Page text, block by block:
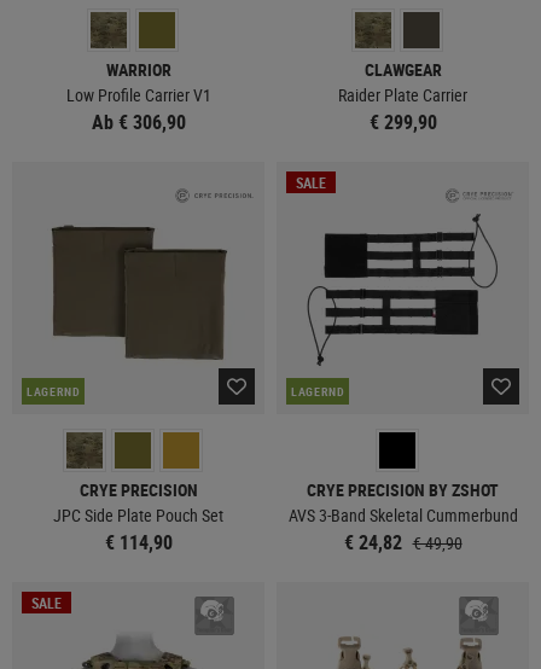
WARRIOR
Low Profile Carrier V1
Ab € 306,90
CLAWGEAR
Raider Plate Carrier
€ 299,90
LAGERND
CRYE PRECISION
JPC Side Plate Pouch Set
€ 114,90
SALE
LAGERND
CRYE PRECISION BY ZSHOT
AVS 3-Band Skeletal Cummerbund
€ 24,82 € 49,90
SALE